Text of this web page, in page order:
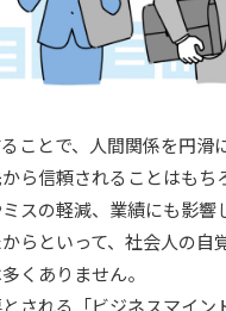
ことで、人間関係を円滑
ら信頼されることはもち
スの軽減、業績にも影響
らといって、社会人の自
くありません。